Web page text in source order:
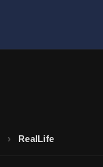
RealLife